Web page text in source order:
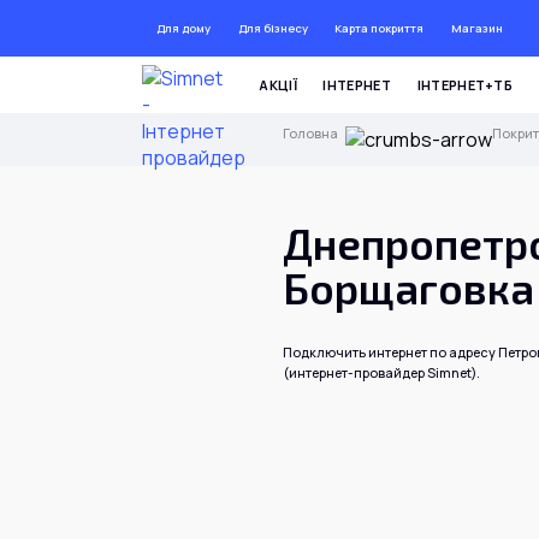
Для дому Для бізнесу Карта покриття Магазин ДО
АКЦІЇ ІНТЕРНЕТ ІНТЕРНЕТ+ТБ
Головна
Борщаговка
Подключить интернет по адресу
(интернет-провайдер Simnet).